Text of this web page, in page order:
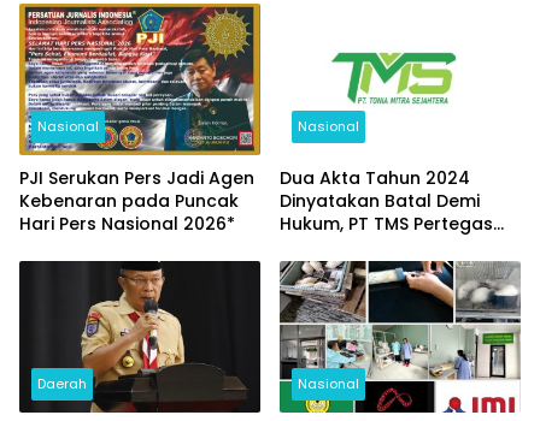
Nasional
PJI Serukan Pers Jadi Agen
Kebenaran pada Puncak
Hari Pers Nasional 2026*
Nasional
Dua Akta Tahun 2024
Dinyatakan Batal Demi
Hukum, PT TMS Pertegas
Daerah Nasional